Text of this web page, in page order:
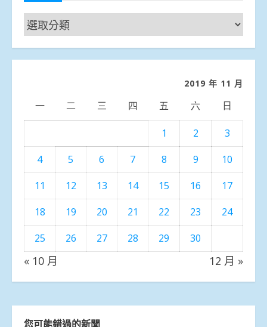
新
聞
分
2019 年 11 月
一 二 三 四 五 六 日
1 2
3
4
5 6 7 8 9
10
11
12 13 14 15 16
17
18
19 20 21 22 23
24
25
26 27 28 29 30
« 10 月 12 月 »
您可能錯過的新聞